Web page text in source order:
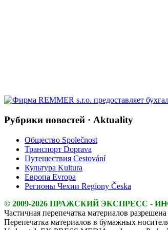
Рубрики новостей · Aktuality
Общество Společnost
Транспорт Doprava
Путешествия Cestování
Культура Kultura
Европа Evropa
Регионы Чехии Regiony Česka
© 2009-2026 ПРАЖСКИЙ ЭКСПРЕСС -
Частичная перепечатка материалов
Перепечатка материалов в бумажных